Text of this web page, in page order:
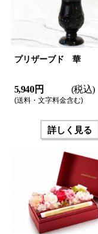
プリザーブド 華
5,940 円 (税込)
(送料・文字料金含む)
詳しく見る